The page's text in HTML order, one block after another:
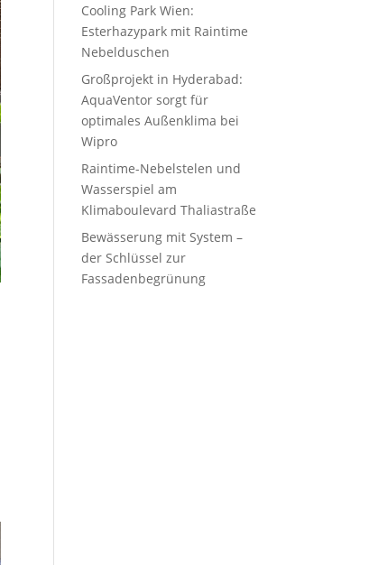
Cooling Park Wien:
Esterhazypark mit Raintime
Nebelduschen
Großprojekt in Hyderabad:
AquaVentor sorgt für
optimales Außenklima bei
Wipro
Raintime-Nebelstelen und
Wasserspiel am
Klimaboulevard Thaliastraße
Bewässerung mit System –
der Schlüssel zur
Fassadenbegrünung